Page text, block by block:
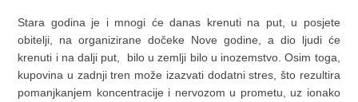
Stara godina je i mnogi će danas krenuti na put, u posjete
obitelji, na organizirane dočeke Nove godine, a dio ljudi će
krenuti i na dalji put, bilo u zemlji bilo u inozemstvo. Osim toga,
kupovina u zadnji tren može izazvati dodatni stres, što rezultira
pomanjkanjem koncentracije i nervozom u prometu, uz ionako